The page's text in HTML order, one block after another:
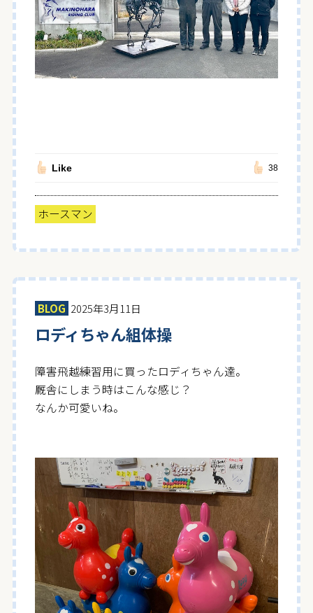
Like 38
ホースマン
BLOG 2025年3月11日
ロディちゃん組体操
障害飛越練習用に買ったロディちゃん達。
厩舎にしまう時はこんな感じ？
なんか可愛いね。